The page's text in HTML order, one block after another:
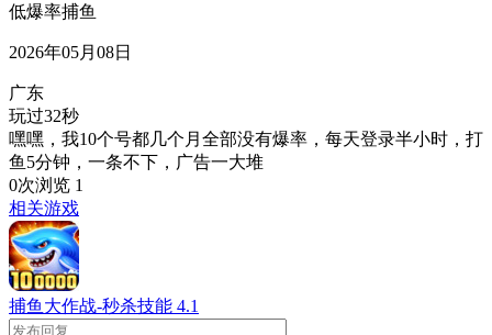
低爆率捕鱼
2026年05月08日
广东
玩过32秒
嘿嘿，我10个号都几个月全部没有爆率，每天登录半小时，打
鱼5分钟，一条不下，广告一大堆
0次浏览 1
相关游戏
捕鱼大作战-秒杀技能 4.1